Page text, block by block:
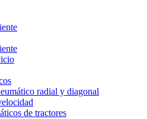
radial y diagonal
de tractores